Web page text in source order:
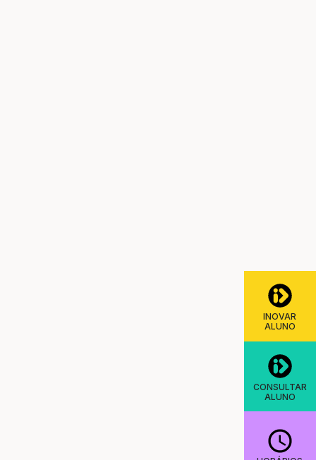
INOVAR
ALUNO
CONSULTAR
ALUNO